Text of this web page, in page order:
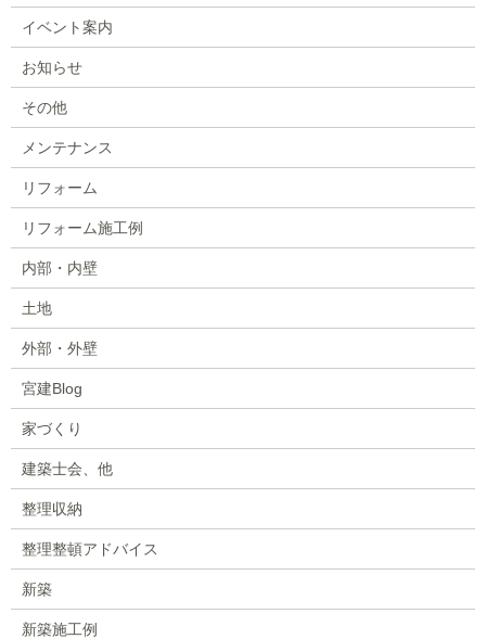
イベント案内
お知らせ
その他
メンテナンス
リフォーム
リフォーム施工例
内部・内壁
土地
外部・外壁
宮建Blog
家づくり
建築士会、他
整理収納
整理整頓アドバイス
新築
新築施工例